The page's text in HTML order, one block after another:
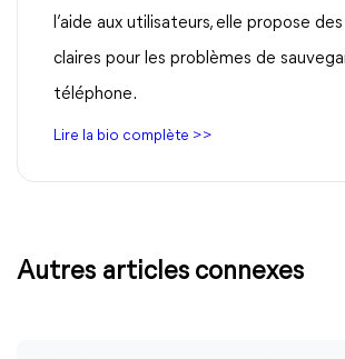
l’aide aux utilisateurs, elle propose
claires pour les problèmes de
téléphone.
Lire la bio complète >>
Autres articles connexes